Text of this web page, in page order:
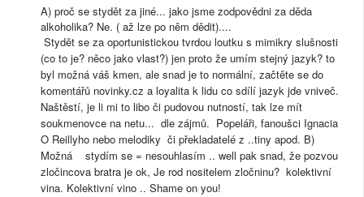
A) proč se stydět za jiné... jako jsme zodpovědni za děda
alkoholika? Ne. ( až lze po něm dědit)....
Stydět se za oportunistickou tvrdou loutku s mimikry slušnosti
(co to je? něco jako vlast?) jen proto že umím stejný jazyk? to
byl možná váš kmen, ale snad je to normální, začtěte se do
komentářů novinky.cz a loyalita k lidu co sdílí jazyk jde vniveč.
Naštěstí, je li mi to libo či pudovou nutností, tak lze mít
soukmenovce na netu... dle zájmů. Popeláři, fanoušci Ignacia
O Reillyho nebo melodiky či překladatelé z ..tiny apod. B)
Možná stydím se = nesouhlasím .. well pak snad, že pozvou
zločincova bratra je ok, Je rod nositelem zločninu? kolektivní
vina. Kolektivní vino .. Shame on you!